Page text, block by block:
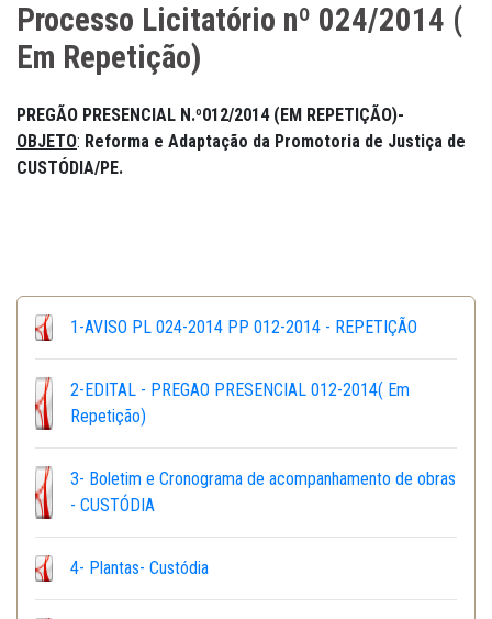
Processo Licitatório nº 024/2014 (
Em Repetição)
PREGÃO PRESENCIAL N.º012/2014 (EM REPETIÇÃO)-
OBJETO: Reforma e Adaptação da Promotoria de Justiça de
CUSTÓDIA/PE.
1-AVISO PL 024-2014 PP 012-2014 - REPETIÇÃO
2-EDITAL - PREGAO PRESENCIAL 012-2014( Em
Repetição)
3- Boletim e Cronograma de acompanhamento de obras
- CUSTÓDIA
4- Plantas- Custódia